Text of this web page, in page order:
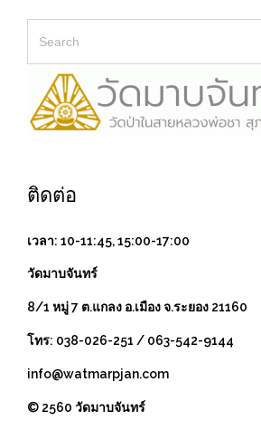
ติดต่อ
เวลา: 10-11:45, 15:00-17:00
วัดมาบจันทร์
8/1 หมู่ 7 ต.แกลง อ.เมือง จ.ระยอง 21160
โทร: 038-026-251 / 063-542-9144
info@watmarpjan.com
© 2560 วัดมาบจันทร์